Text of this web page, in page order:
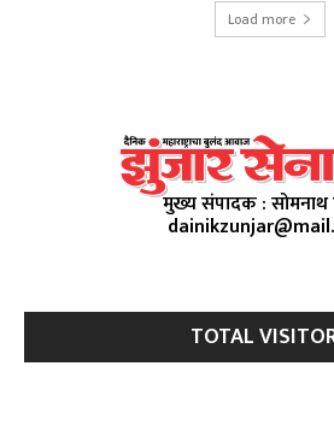
Load more
मुख्य संपादक : सोमनाथ
TOTAL